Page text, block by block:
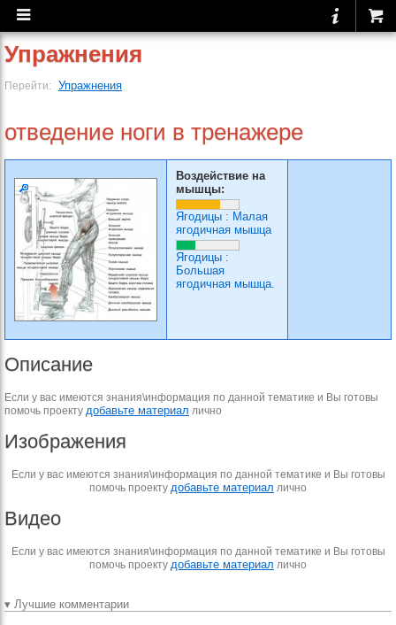
Упражнения
Перейти: Упражнения
отведение ноги в тренажере
Воздействие на
мышцы:
Ягодицы : Малая
ягодичная мышца
Ягодицы :
Большая
ягодичная мышца.
Описание
Если у вас имеются знания\информация по данной тематике и Вы готовы
помочь проекту добавьте материал лично
Изображения
Если у вас имеются знания\информация по данной тематике и Вы готовы
помочь проекту добавьте материал лично
Видео
Если у вас имеются знания\информация по данной тематике и Вы готовы
помочь проекту добавьте материал лично
▾ Лучшие комментарии